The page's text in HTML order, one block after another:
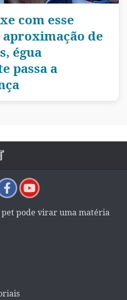
com esse
de
égua
passa a
pode virar uma matéria